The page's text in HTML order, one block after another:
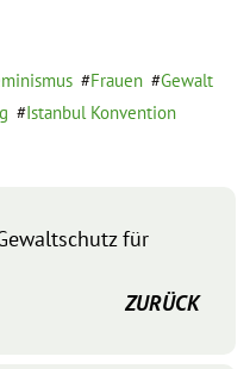
Frauen
Gewalt
Istanbul Konvention
für
ZURÜCK